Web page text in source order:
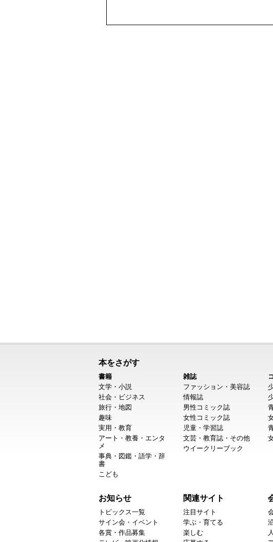
本をさがす
書籍
文学・小説
社会・ビジネス
旅行・地図
趣味
実用・教育
アート・教養・エンタ
メ
事典・図鑑・語学・辞
書
こども
雑誌
ファッション・美容誌
情報誌
男性コミック誌
女性コミック誌
児童・学習誌
文芸・教育誌・その他
ウイークリーブック
お知らせ
トピックス一覧
サイン会・イベント
各賞・作品募集
関連サイト
注目サイト
学ぶ・育てる
楽しむ